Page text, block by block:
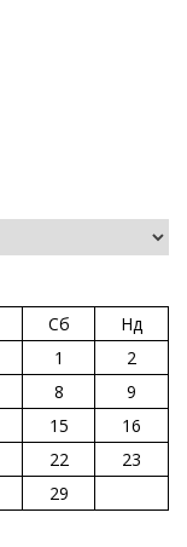
Сб
Нд
1
2
8
9
15
16
22
23
29